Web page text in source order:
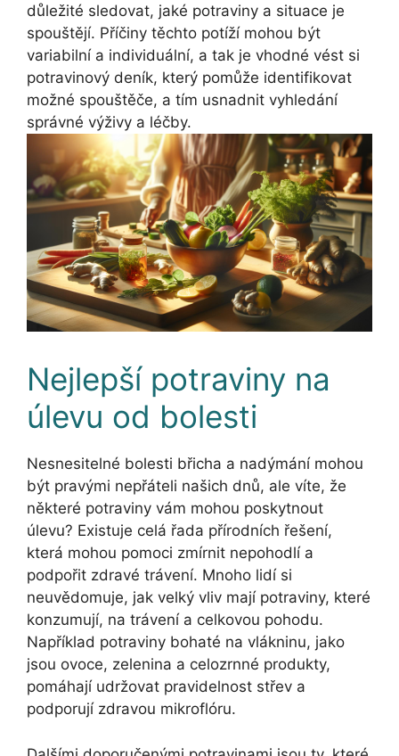
důležité sledovat, jaké potraviny a situace je
spouštějí. Příčiny těchto potíží mohou být
variabilní a individuální, a tak je vhodné vést si
potravinový deník, který pomůže identifikovat
možné spouštěče, a tím usnadnit vyhledání
správné výživy a léčby.
Nejlepší potraviny na
úlevu od bolesti
Nesnesitelné bolesti břicha a nadýmání mohou
být pravými nepřáteli našich dnů, ale víte, že
některé potraviny vám mohou poskytnout
úlevu? Existuje celá řada přírodních řešení,
která mohou pomoci zmírnit nepohodlí a
podpořit zdravé trávení. Mnoho lidí si
neuvědomuje, jak velký vliv mají potraviny, které
konzumují, na trávení a celkovou pohodu.
Například potraviny bohaté na vlákninu, jako
jsou ovoce, zelenina a celozrnné produkty,
pomáhají udržovat pravidelnost střev a
podporují zdravou mikroflóru.